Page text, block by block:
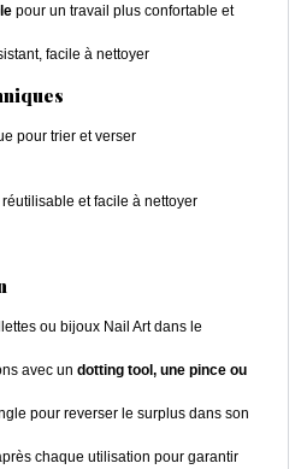
pour un travail plus confortable et
facile à nettoyer
pour trier et verser
et facile à nettoyer
ou bijoux Nail Art dans le
avec un dotting tool, une pince ou
pour reverser le surplus dans son
chaque utilisation pour garantir